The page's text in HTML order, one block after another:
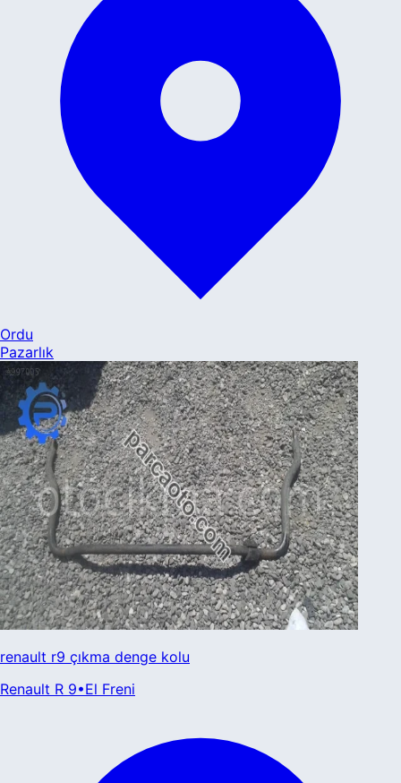
Ordu
Pazarlık
renault r9 çıkma denge kolu
Renault R 9•El Freni